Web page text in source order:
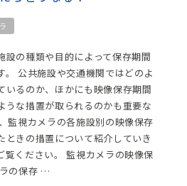
設の種類や目的によって保存期間
。 公共施設や交通機関ではどのよ
いるのか、ほかにも映像保存期間
うな措置が取られるのかも重要な
監視カメラの各施設別の映像保存
ときの措置について紹介していき
覧ください。 監視カメラの映像保
の保存 …